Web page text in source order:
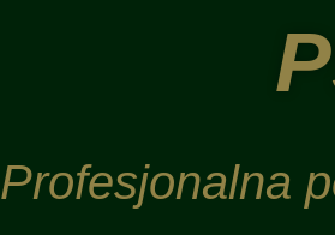
Profesjonalna